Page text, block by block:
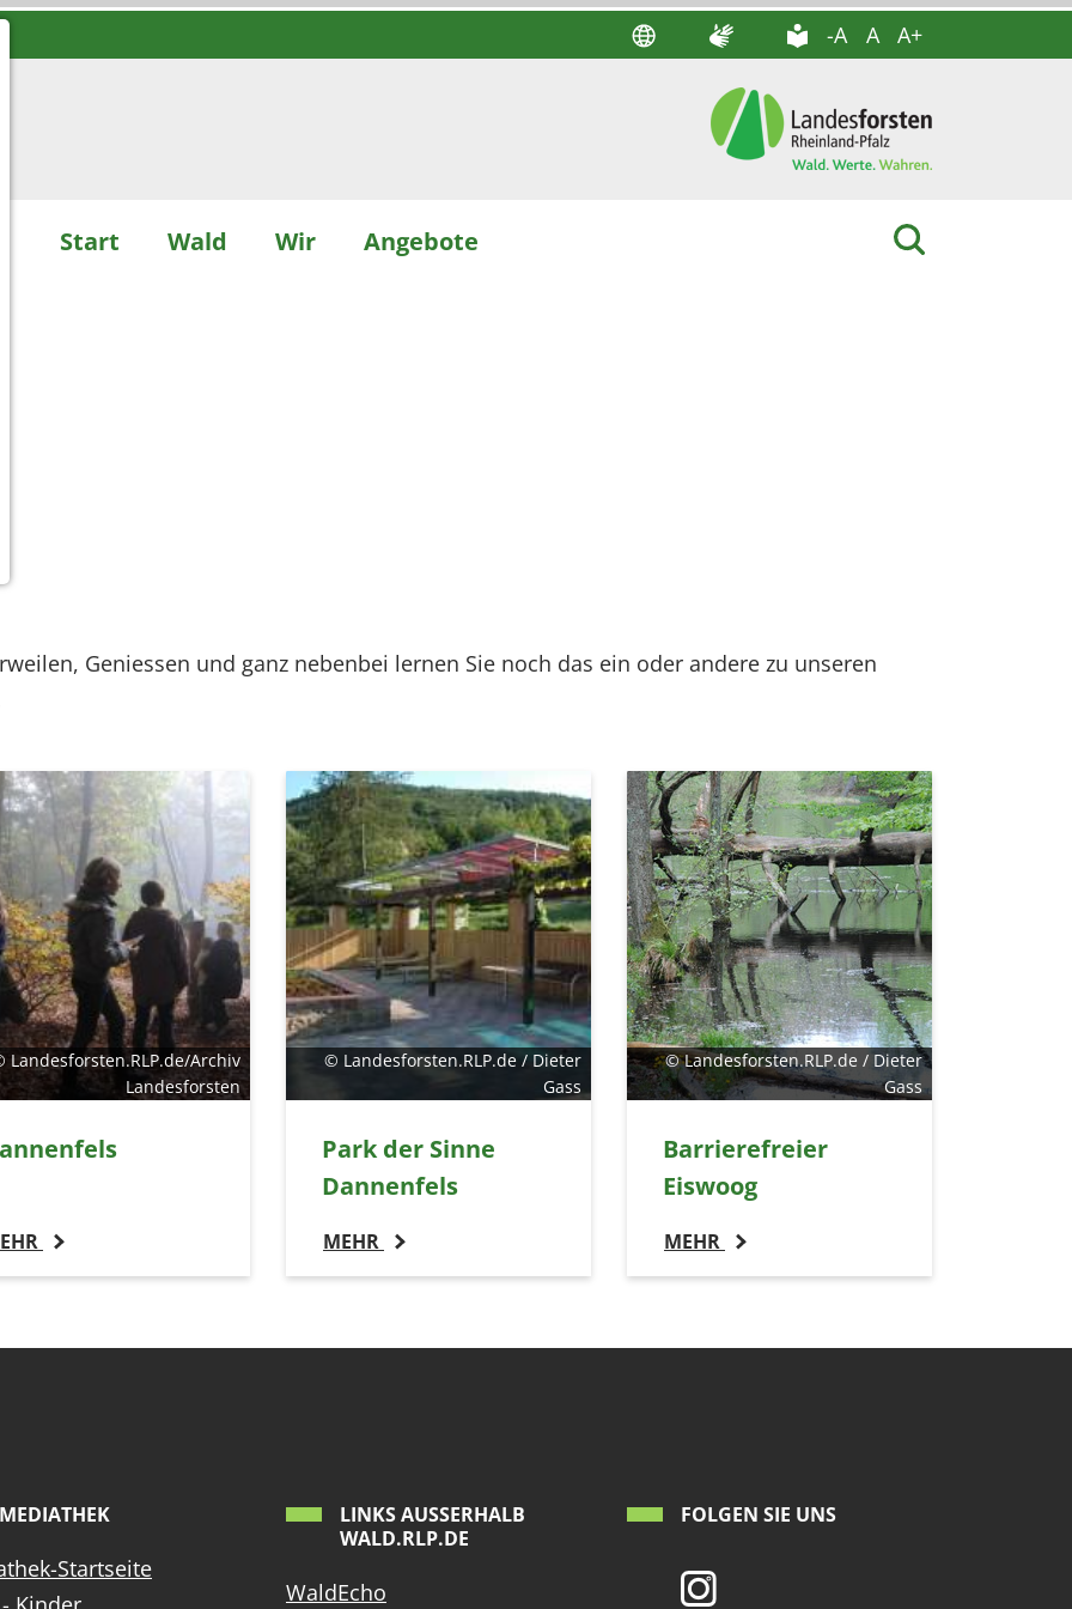
-A A A+
Start Wald Wir Angebote
Geniessen und ganz nebenbei lernen Sie noch das ein oder andere zu unseren
Landesforsten.RLP.de/Archiv
Landesforsten
© Landesforsten.RLP.de / Dieter
Gass
Park der Sinne
Dannenfels
MEHR
© Landesforsten.RLP.de / Dieter
Gass
Barrierefreier
Eiswoog
MEHR
MEDIATHEK
Startseite
LINKS AUSSERHALB W
ALD.RLP.DE
WaldEcho
FOLGEN SIE UNS